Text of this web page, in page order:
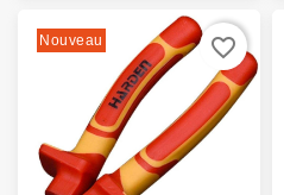
Nouveau favorite_border